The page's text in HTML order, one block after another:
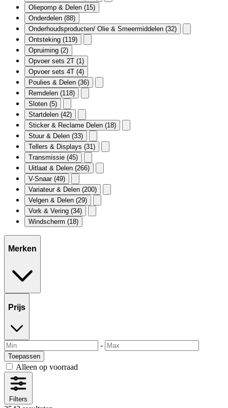
Oliepomp & Delen (15)
Onderdelen (88)
Onderhoudsproducten/ Olie & Smeermiddelen (32)
Ontsteking (119)
Opruiming (2)
Opvoer sets 2T (1)
Opvoer sets 4T (4)
Poulies & Delen (36)
Remdelen (118)
Sloten (5)
Startdelen (42)
Sticker & Reclame Delen (18)
Stuur & Delen (33)
Tellers & Displays (31)
Transmissie (45)
Uitlaat & Delen (266)
V-Snaar (49)
Variateur & Delen (200)
Velgen & Delen (29)
Vork & Vering (34)
Windscherm (18)
Merken
Prijs
-
Toepassen
Alleen op voorraad
Filters